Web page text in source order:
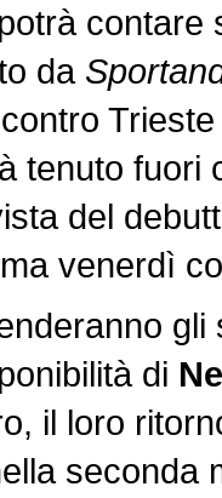
contare
da
tenuto fuori
del
venerdì
gli
di
il loro
seconda